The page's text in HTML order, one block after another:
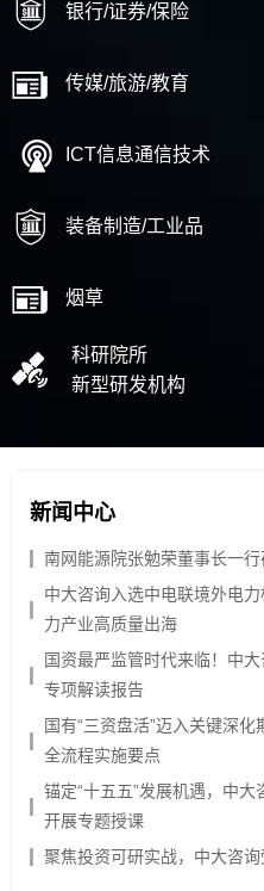
银行/证券/保险
传媒/旅游/教育
ICT信息通信技术
装备制造/工业品
烟草
科研院所
新型研发机构
新闻中心
南网能源院张勉荣董事长一
中大咨询入选中电联境外电
力产业高质量出海
国资最严监管时代来临！中
专项解读报告
国有“三资盘活”迈入关键深
全流程实施要点
锚定“十五五”发展机遇，中
开展专题授课
聚焦投资可研实战，中大咨